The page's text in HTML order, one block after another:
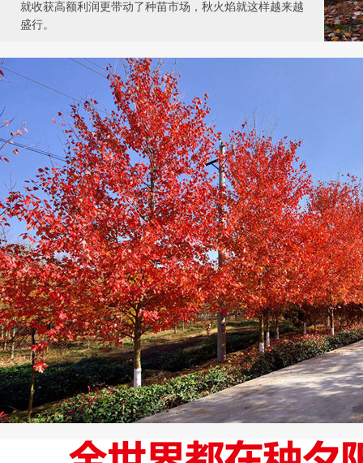
就收获高额利润更带动了种苗市场，秋火焰就这样越来越
盛行。